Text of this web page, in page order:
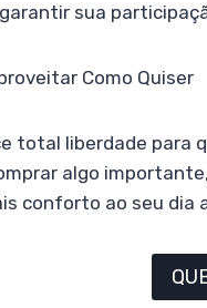
sua
Como Quiser
total liberdade para
algo
conforto ao seu dia